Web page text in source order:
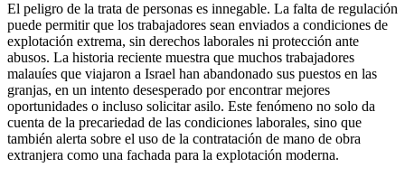
El peligro de la trata de personas es innegable. La falta de regulación
puede permitir que los trabajadores sean enviados a condiciones de
explotación extrema, sin derechos laborales ni protección ante
abusos. La historia reciente muestra que muchos trabajadores
malauíes que viajaron a Israel han abandonado sus puestos en las
granjas, en un intento desesperado por encontrar mejores
oportunidades o incluso solicitar asilo. Este fenómeno no solo da
cuenta de la precariedad de las condiciones laborales, sino que
también alerta sobre el uso de la contratación de mano de obra
extranjera como una fachada para la explotación moderna.